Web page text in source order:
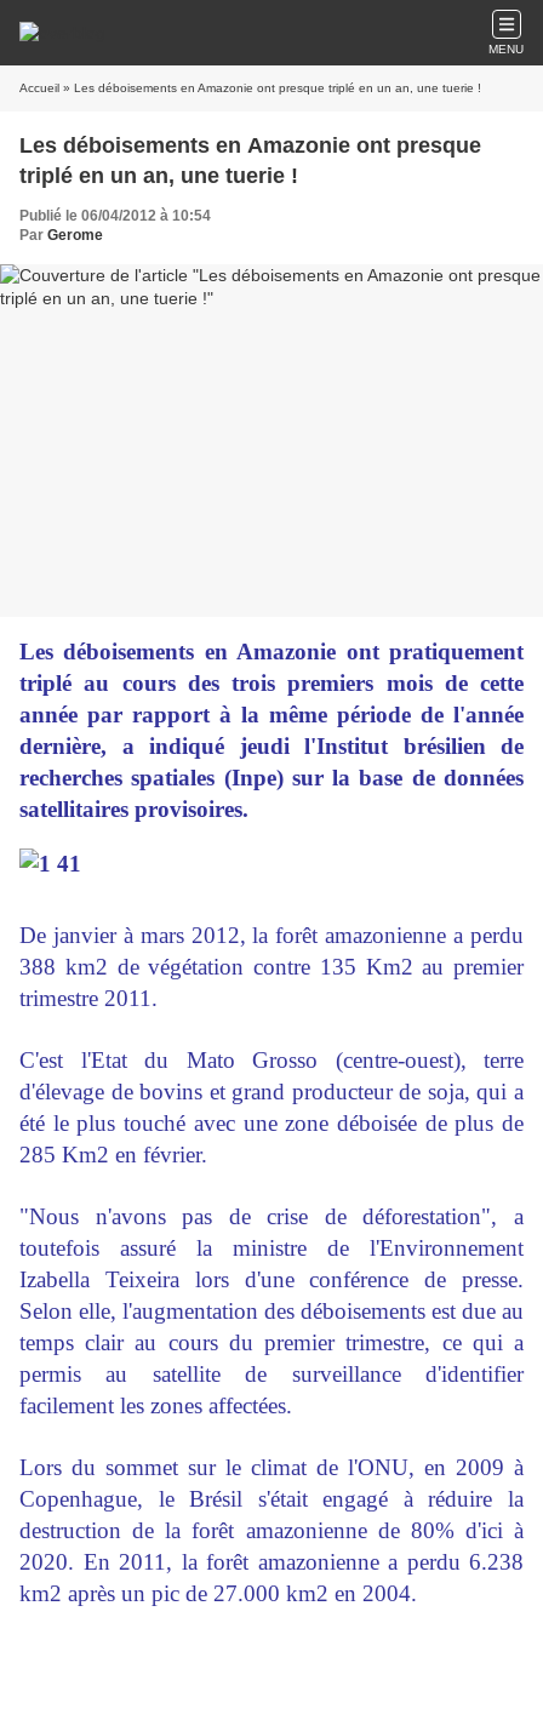
MENU
Accueil » Les déboisements en Amazonie ont presque triplé en un an, une tuerie !
Les déboisements en Amazonie ont presque
triplé en un an, une tuerie !
Publié le 06/04/2012 à 10:54
Par Gerome
Les déboisements en Amazonie ont pratiquement
triplé au cours des trois premiers mois de cette
année par rapport à la même période de l'année
dernière, a indiqué jeudi l'Institut brésilien de
recherches spatiales (Inpe) sur la base de données
satellitaires provisoires.
De janvier à mars 2012, la forêt amazonienne a perdu
388 km2 de végétation contre 135 Km2 au premier
trimestre 2011.
C'est l'Etat du Mato Grosso (centre-ouest), terre
d'élevage de bovins et grand producteur de soja, qui a
été le plus touché avec une zone déboisée de plus de
285 Km2 en février.
"Nous n'avons pas de crise de déforestation", a
toutefois assuré la ministre de l'Environnement
Izabella Teixeira lors d'une conférence de presse.
Selon elle, l'augmentation des déboisements est due au
temps clair au cours du premier trimestre, ce qui a
permis au satellite de surveillance d'identifier
facilement les zones affectées.
Lors du sommet sur le climat de l'ONU, en 2009 à
Copenhague, le Brésil s'était engagé à réduire la
destruction de la forêt amazonienne de 80% d'ici à
2020. En 2011, la forêt amazonienne a perdu 6.238
km2 après un pic de 27.000 km2 en 2004.